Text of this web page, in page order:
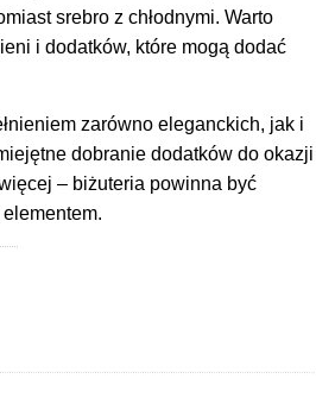
srebro z chłodnymi. Warto
i dodatków, które mogą dodać
zarówno eleganckich, jak i
dobranie dodatków do okazji
– biżuteria powinna być